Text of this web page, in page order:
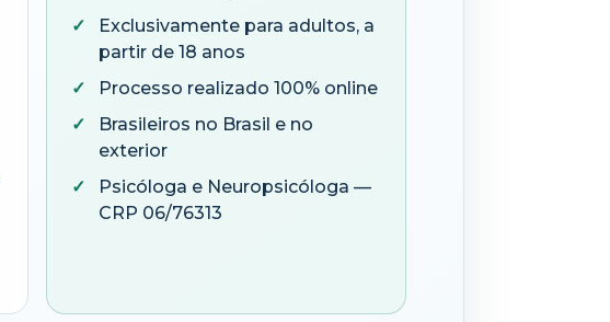
Exclusivamente para adultos, a
partir de 18 anos
Processo realizado 100% online
Brasileiros no Brasil e no
exterior
Psicóloga e Neuropsicóloga —
CRP 06/76313